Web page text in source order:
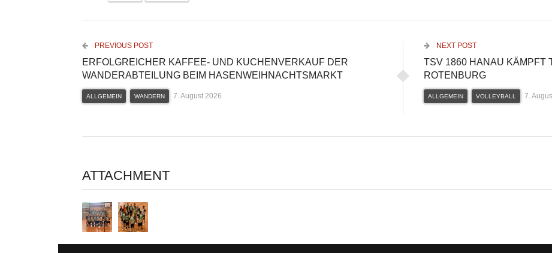
PREVIOUS POST
ERFOLGREICHER KAFFEE- UND KUCHENVERKAUF DER
WANDERABTEILUNG BEIM HASENWEIHNACHTSMARKT
ALLGEMEIN WANDERN 7. August 2026
NEXT POST
TSV 1860 HANAU KÄMPFT
ROTENBURG
ALLGEMEIN VOLLEYBALL 7.
ATTACHMENT